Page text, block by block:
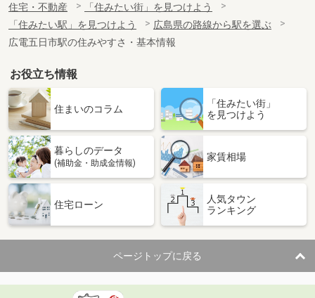
住宅・不動産
「住みたい街」を見つけよう
「住みたい駅」を見つけよう
広島県の路線から駅を選ぶ
広電五日市駅の住みやすさ・基本情報
お役立ち情報
住まいのコラム
「住みたい街」
を見つけよう
暮らしのデータ
(補助金・助成金情報)
家賃相場
住宅ローン
人気タウン
ランキング
ページトップに戻る